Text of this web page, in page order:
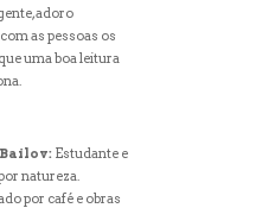
adoro
as pessoas os
uma boa leitura
Estudante e
natureza.
por café e obras